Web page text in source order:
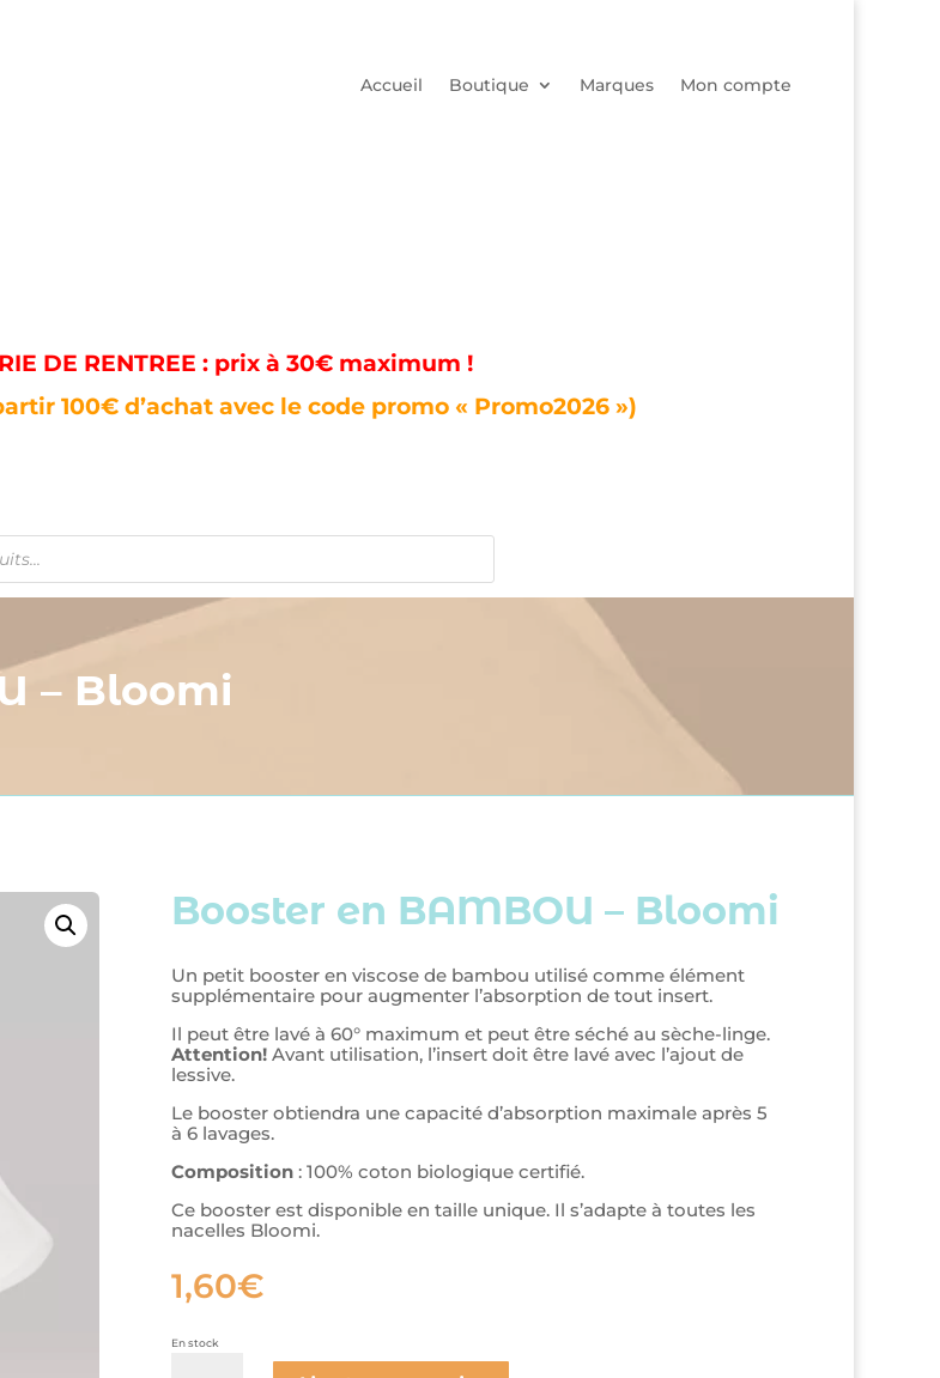
Accueil Boutique Marques Mon compte
DE RENTREE : prix à 30€ maximum !
100€ d’achat avec le code promo « Promo2026 »)
– Bloomi
Booster en BAMBOU – Bloomi
Un petit booster en viscose de bambou utilisé comme élément
supplémentaire pour augmenter l’absorption de tout insert.
Il peut être lavé à 60° maximum et peut être séché au sèche-linge.
Attention!Avant utilisation, l’insert doit être lavé avec l’ajout de
lessive.
Le booster obtiendra une capacité d’absorption maximale après 5
à 6 lavages.
Composition : 100% coton biologique certifié.
Ce booster est disponible en taille unique. Il s’adapte à toutes les
nacelles Bloomi.
1,60€
En stock